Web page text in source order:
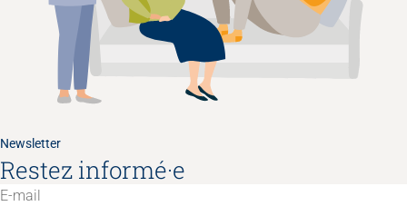
Newsletter
Restez informé·e